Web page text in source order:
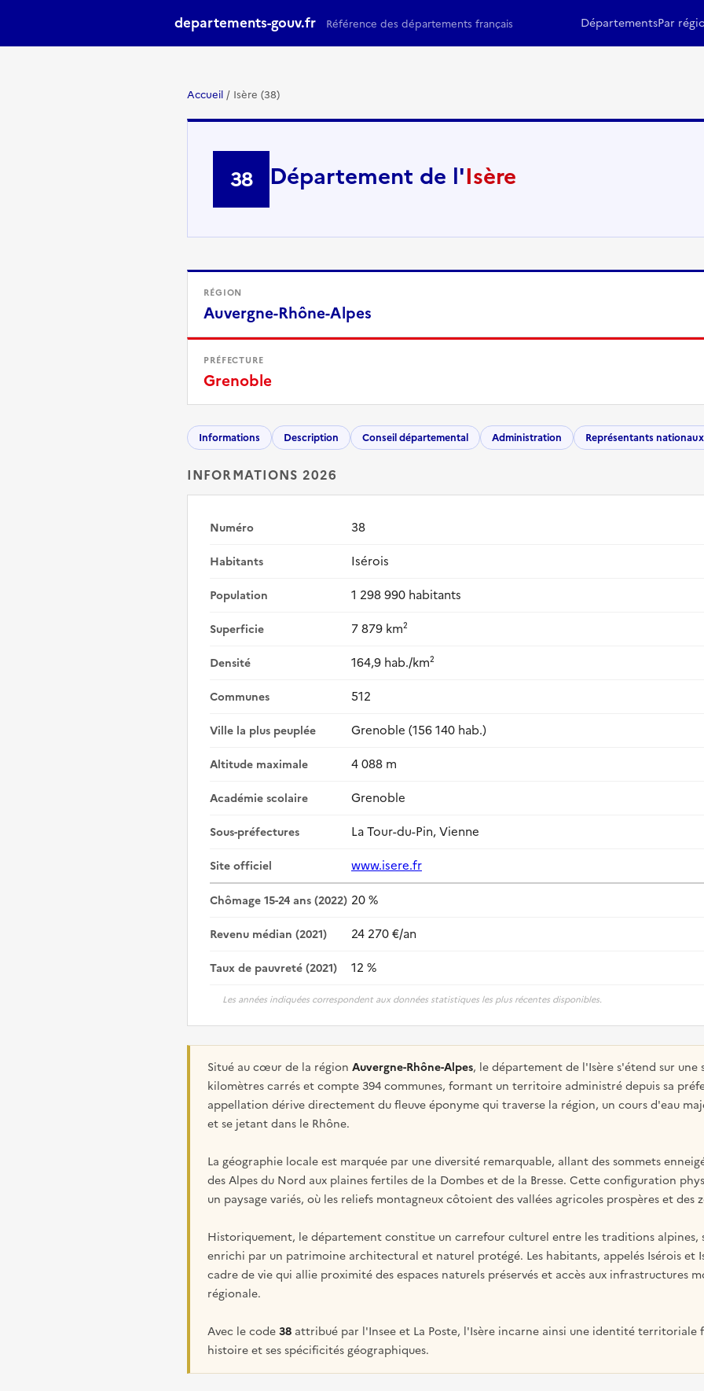
departements-gouv.fr Référence des départements français DépartementsPar
Accueil / Isère (38)
38 Département de l'Isère
RÉGION
Auvergne-Rhône-Alpes
PRÉFECTURE
Grenoble
Informations Description Conseil départemental Administration Représentants nationaux
INFORMATIONS 2026
Numéro 38
Habitants Isérois
Population 1 298 990 habitants
Superficie 7 879 km²
Densité 164,9 hab./km²
Communes 512
Ville la plus peuplée Grenoble (156 140 hab.)
Altitude maximale 4 088 m
Académie scolaire Grenoble
Sous-préfectures La Tour-du-Pin, Vienne
Site officiel www.isere.fr
Chômage 15-24 ans (2022) 20 %
Revenu médian (2021) 24 270 €/an
Taux de pauvreté (2021) 12 %
Les années indiquées correspondent aux données statistiques les plus récentes disponibles.
Situé au cœur de la région Auvergne-Rhône-Alpes, le département de l'Isère s'étend sur une
kilomètres carrés et compte 394 communes, formant un territoire administré depuis sa
appellation dérive directement du fleuve éponyme qui traverse la région, un cours d'eau
et se jetant dans le Rhône.
La géographie locale est marquée par une diversité remarquable, allant des sommets
des Alpes du Nord aux plaines fertiles de la Dombes et de la Bresse. Cette configuration
un paysage variés, où les reliefs montagneux côtoient des vallées agricoles prospères et des
Historiquement, le département constitue un carrefour culturel entre les traditions alpines,
enrichi par un patrimoine architectural et naturel protégé. Les habitants, appelés Isérois et
cadre de vie qui allie proximité des espaces naturels préservés et accès aux infrastructures
régionale.
Avec le code38 attribué par l'Insee et La Poste, l'Isère incarne ainsi une identité territoriale
histoire et ses spécificités géographiques.